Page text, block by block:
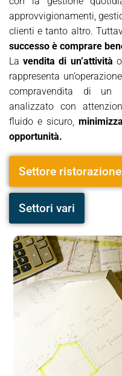
approvvigionamenti,
clienti e tanto altro.
successo è comprare
Lavendita di un’attività
rappresenta
compravendita di un
analizzato con
fluido e sicuro,
opportunità.
Settore ristorazione
Settori vari